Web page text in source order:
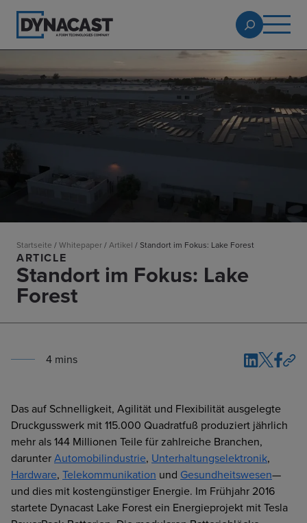
Startseite /Whitepaper/Artikel /Standort im Fokus: Lake Forest
ARTICLE
Standort im Fokus: Lake
Forest
4 mins
Das auf Schnelligkeit, Agilität und Flexibilität ausgelegte
Druckgusswerk mit 115.000 Quadratfuß produziert jährlich
mehr als 144 Millionen Teile für zahlreiche Branchen,
darunterAutomobilindustrie, Unterhaltungselektronik,
Hardware, Telekommunikation und Gesundheitswesen—
und dies mit kostengünstiger Energie. Im Frühjahr 2016
startete Dynacast Lake Forest ein Energieprojekt mit Tesla